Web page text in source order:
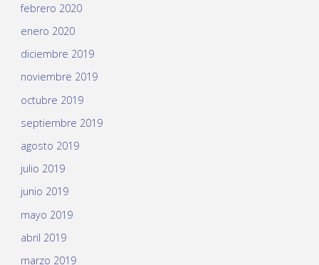
febrero 2020
enero 2020
diciembre 2019
noviembre 2019
octubre 2019
septiembre 2019
agosto 2019
julio 2019
junio 2019
mayo 2019
abril 2019
marzo 2019